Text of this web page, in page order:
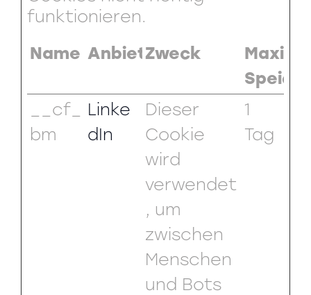
funktionieren.
Name AnbieterZweck
__cf_
bm
Linke
dIn
Dieser
Cookie
wird
verwendet
, um
zwischen
Menschen
und Bots
1
Tag